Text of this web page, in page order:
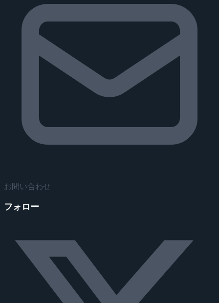
お問い合わせ
フォロー